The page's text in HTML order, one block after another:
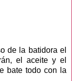
de la batidora el
el aceite y el
bate todo con la